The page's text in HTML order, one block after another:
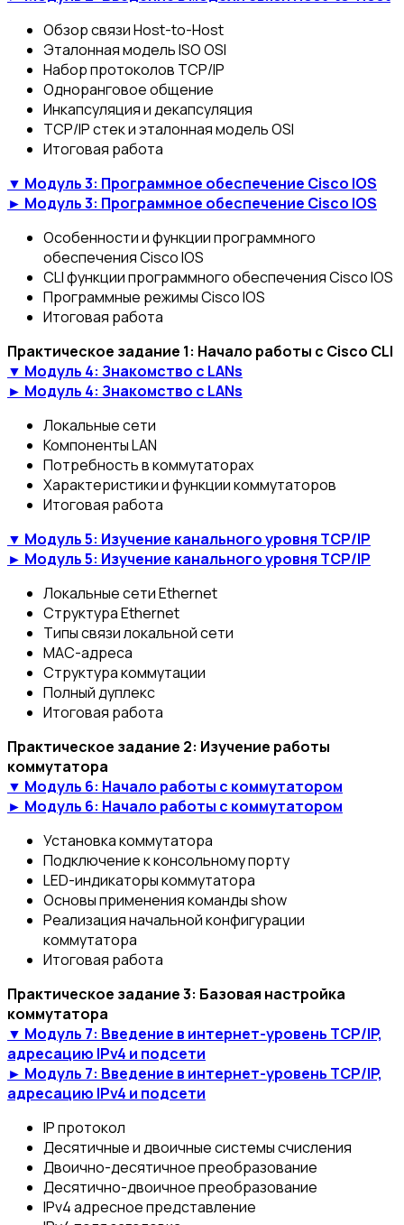
Обзор связи Host-to-Host
Эталонная модель ISO OSI
Набор протоколов TCP/IP
Одноранговое общение
Инкапсуляция и декапсуляция
TCP/IP стек и эталонная модель OSI
Итоговая работа
▼ Модуль 3: Программное обеспечение Cisco IOS
► Модуль 3: Программное обеспечение Cisco IOS
Особенности и функции программного
обеспечения Cisco IOS
CLI функции программного обеспечения Cisco IOS
Программные режимы Cisco IOS
Итоговая работа
Практическое задание 1: Начало работы с Cisco CLI
▼ Модуль 4: Знакомство с LANs
► Модуль 4: Знакомство с LANs
Локальные сети
Компоненты LAN
Потребность в коммутаторах
Характеристики и функции коммутаторов
Итоговая работа
▼ Модуль 5: Изучение канального уровня TСP/IP
► Модуль 5: Изучение канального уровня TСP/IP
Локальные сети Ethernet
Структура Ethernet
Типы связи локальной сети
MAC-адреса
Структура коммутации
Полный дуплекс
Итоговая работа
Практическое задание 2: Изучение работы
коммутатора
▼ Модуль 6: Начало работы с коммутатором
► Модуль 6: Начало работы с коммутатором
Установка коммутатора
Подключение к консольному порту
LED-индикаторы коммутатора
Основы применения команды show
Реализация начальной конфигурации
коммутатора
Итоговая работа
Практическое задание 3: Базовая настройка
коммутатора
▼ Модуль 7: Введение в интернет-уровень TCP/IP,
адресацию IPv4 и подсети
► Модуль 7: Введение в интернет-уровень TCP/IP,
адресацию IPv4 и подсети
IP протокол
Десятичные и двоичные системы счисления
Двоично-десятичное преобразование
Десятично-двоичное преобразование
IРv4 адресное представление